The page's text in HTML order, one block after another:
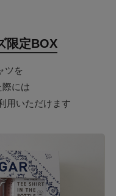
限定BOX
ツを
際には
用いただけます